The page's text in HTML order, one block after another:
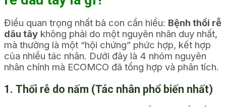
Điều quan trọng nhất bà con cần hiểu: Bệnh thối rễ
dâu tây không phải do một nguyên nhân duy nhất,
mà thường là một “hội chứng” phức hợp, kết hợp
của nhiều tác nhân. Dưới đây là 4 nhóm nguyên
nhân chính mà ECOMCO đã tổng hợp và phân tích.
1. Thối rễ do nấm (Tác nhân phổ biến nhất)